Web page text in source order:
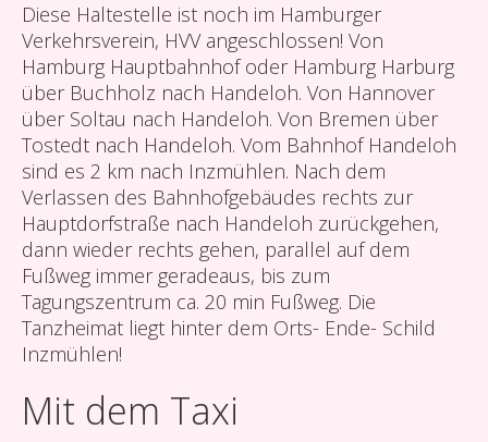
Diese Haltestelle ist noch im Hamburger
Verkehrsverein, HVV angeschlossen! Von
Hamburg Hauptbahnhof oder Hamburg Harburg
über Buchholz nach Handeloh. Von Hannover
über Soltau nach Handeloh. Von Bremen über
Tostedt nach Handeloh. Vom Bahnhof Handeloh
sind es 2 km nach Inzmühlen. Nach dem
Verlassen des Bahnhofgebäudes rechts zur
Hauptdorfstraße nach Handeloh zurückgehen,
dann wieder rechts gehen, parallel auf dem
Fußweg immer geradeaus, bis zum
Tagungszentrum ca. 20 min Fußweg. Die
Tanzheimat liegt hinter dem Orts- Ende- Schild
Inzmühlen!
Mit dem Taxi